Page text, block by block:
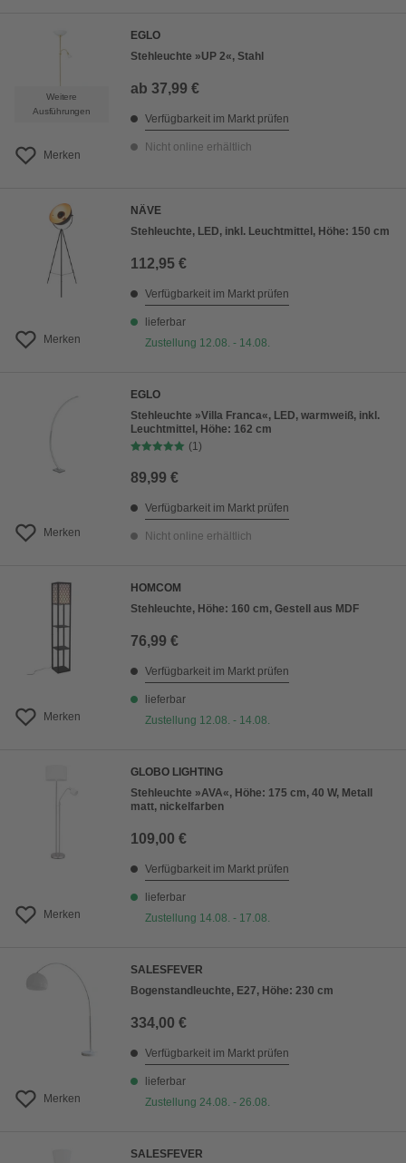
Weitere
Ausführungen
Merken
EGLO
Stehleuchte »UP 2«, Stahl
ab 37,99 €
Verfügbarkeit im Markt prüfen
Nicht online erhältlich
Merken
NÄVE
Stehleuchte, LED, inkl. Leuchtmittel, Höhe: 150 cm
112,95 €
Verfügbarkeit im Markt prüfen
lieferbar
Zustellung 12.08. - 14.08.
Merken
EGLO
Stehleuchte »Villa Franca«, LED, warmweiß, inkl.
Leuchtmittel, Höhe: 162 cm
(1)
89,99 €
Verfügbarkeit im Markt prüfen
Nicht online erhältlich
Merken
HOMCOM
Stehleuchte, Höhe: 160 cm, Gestell aus MDF
76,99 €
Verfügbarkeit im Markt prüfen
lieferbar
Zustellung 12.08. - 14.08.
Merken
GLOBO LIGHTING
Stehleuchte »AVA«, Höhe: 175 cm, 40 W, Metall
matt, nickelfarben
109,00 €
Verfügbarkeit im Markt prüfen
lieferbar
Zustellung 14.08. - 17.08.
Merken
SALESFEVER
Bogenstandleuchte, E27, Höhe: 230 cm
334,00 €
Verfügbarkeit im Markt prüfen
lieferbar
Zustellung 24.08. - 26.08.
SALESFEVER